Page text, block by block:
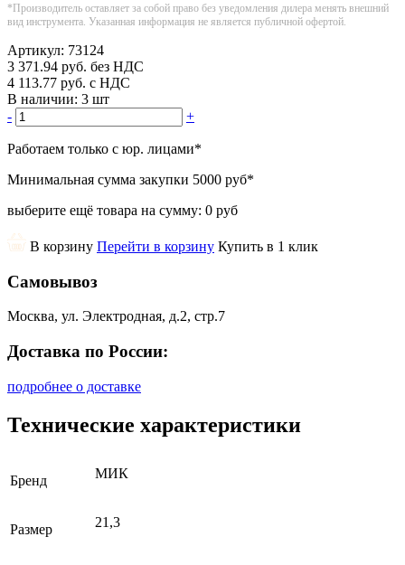
*Производитель оставляет за собой право без уведомления дилера менять внешний
вид инструмента. Указанная информация не является публичной офертой.
Артикул: 73124
3 371.94 руб. без НДС
4 113.77 руб. с НДС
В наличии: 3 шт
-
+
Работаем только с юр. лицами*
Минимальная сумма закупки 5000 руб*
выберите ещё товара на сумму: 0 руб
В корзину Перейти в корзину Купить в 1 клик
Самовывоз
Москва, ул. Электродная, д.2, стр.7
Доставка по России:
подробнее о доставке
Технические характеристики
Бренд МИК
Размер 21,3